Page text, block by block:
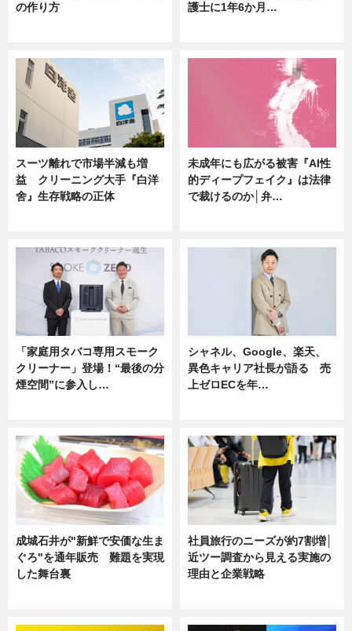
の作り方
護士に1年6か月…
スーツ離れで市場半減も増
益 クリーニング大手『白洋
舍』生存戦略の正体
未成年にも広がる被害『AI性
的ディープフェイク』は法律
で裁けるのか│弁…
「家庭用タバコ専用スモーク
クリーナー」登場！“最後の分
煙空間”に参入し…
シャネル、Google、楽天、
異色キャリア社長が語る 売
上ゼロECを年…
成城石井が"新鮮で安価な生ま
ぐろ"を通年販売 難題を実現
した舞台裏
社員旅行のニーズが約7割増│
近ツー調査から見える実施の
理由と企業戦略